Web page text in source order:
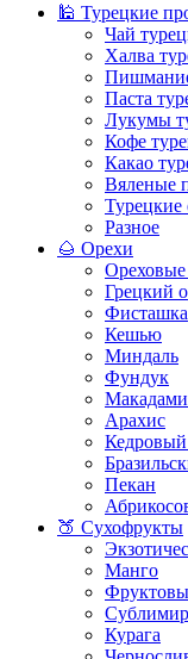
🕌 Турецкие
Чай
Халва
Паста
Лукумы
Кофе
Какао
Вяленые
Турецкие
Разное
🌰 Орехи
Ореховые
Грецкий
Фисташка
Кешью
Миндаль
Фундук
Арахис
Кедровый
Пекан
🍑 Сухофрукты
Манго
Курага